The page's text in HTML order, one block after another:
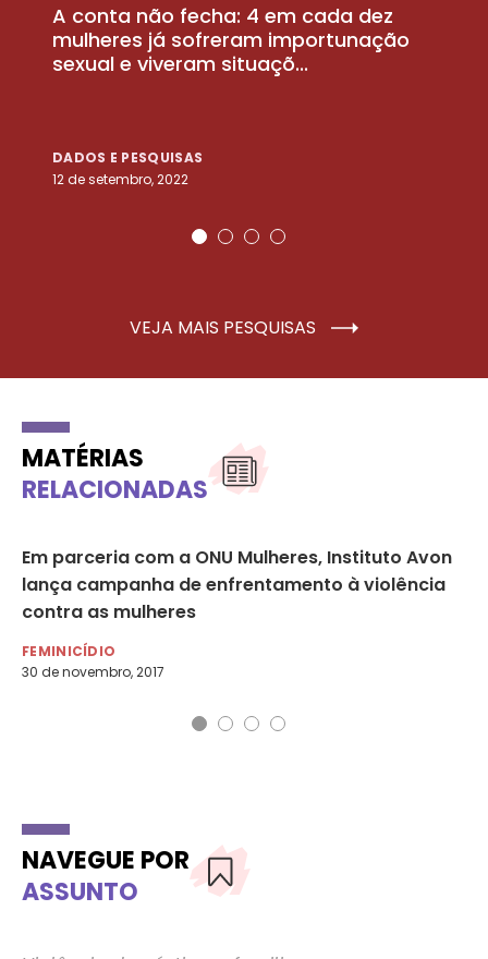
A conta não fecha: 4 em cada dez
mulheres já sofreram importunação
sexual e viveram situaçõ...
DADOS E PESQUISAS
12 de setembro, 2022
VEJA MAIS PESQUISAS
MATÉRIAS
RELACIONADAS
Em parceria com a ONU Mulheres, Instituto Avon
lança campanha de enfrentamento à violência
contra as mulheres
FEMINICÍDIO
30 de novembro, 2017
NAVEGUE POR
ASSUNTO